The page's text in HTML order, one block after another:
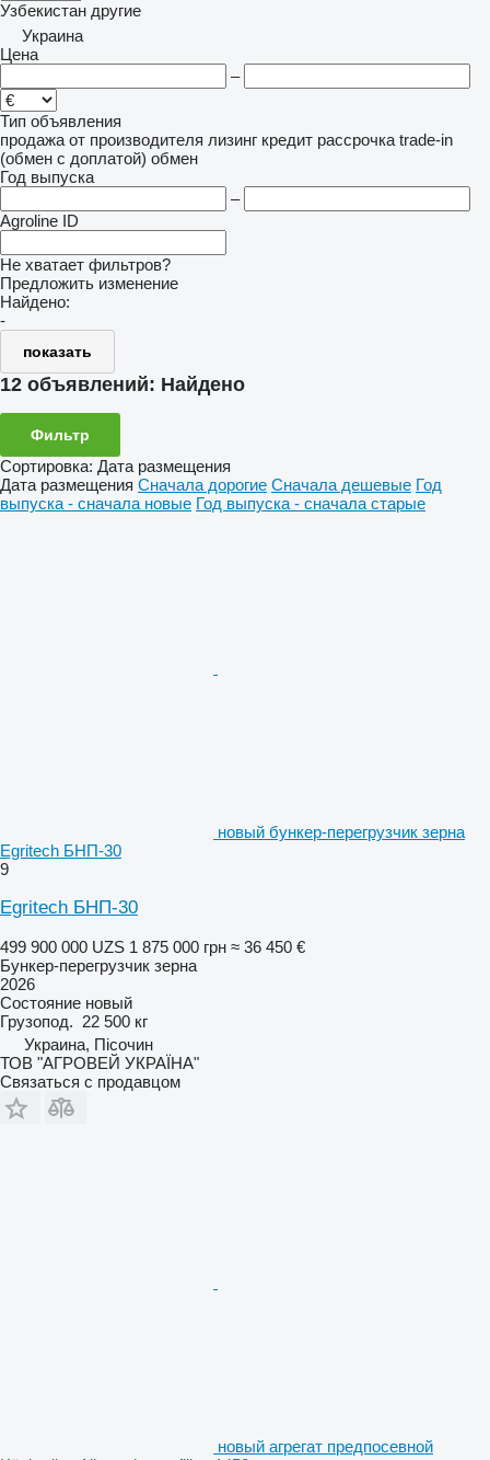
Узбекистан другие
Украина
Цена
–
Тип объявления
продажа от производителя лизинг кредит рассрочка trade-in
(обмен с доплатой) обмен
Год выпуска
–
Agroline ID
Не хватает фильтров?
Предложить изменение
Найдено:
-
показать
12 объявлений: Найдено
Фильтр
Сортировка: Дата размещения
Дата размещения Сначала дорогие Сначала дешевые Год
выпуска - сначала новые Год выпуска - сначала старые
новый бункер-перегрузчик зерна
Egritech БНП-30
9
Egritech БНП-30
499 900 000 UZS 1 875 000 грн ≈ 36 450 €
Бункер-перегрузчик зерна
2026
Состояние новый
Грузопод. 22 500 кг
Украина, Пісочин
ТОВ "АГРОВЕЙ УКРАЇНА"
Связаться с продавцом
новый агрегат предпосевной